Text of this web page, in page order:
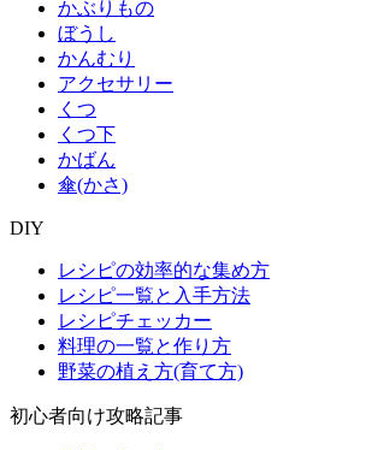
かぶりもの
ぼうし
かんむり
アクセサリー
くつ
くつ下
かばん
傘(かさ)
DIY
レシピの効率的な集め方
レシピ一覧と入手方法
レシピチェッカー
料理の一覧と作り方
野菜の植え方(育て方)
初心者向け攻略記事